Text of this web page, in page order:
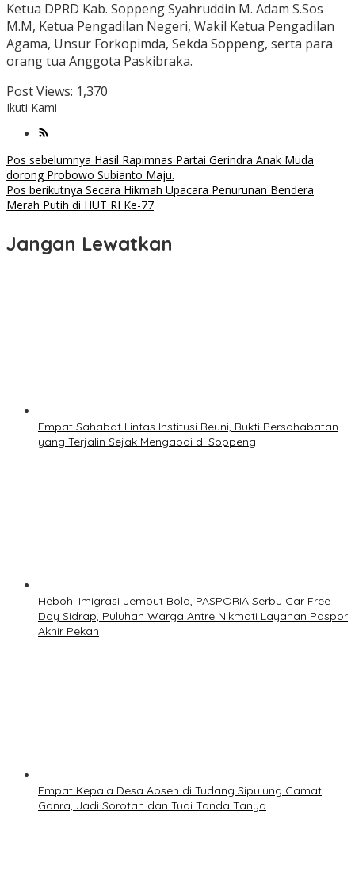
Ketua DPRD Kab. Soppeng Syahruddin M. Adam S.Sos
M.M, Ketua Pengadilan Negeri, Wakil Ketua Pengadilan
Agama, Unsur Forkopimda, Sekda Soppeng, serta para
orang tua Anggota Paskibraka.
Post Views: 1,370
Ikuti Kami
Navigasi
pos
Pos sebelumnya Hasil Rapimnas Partai Gerindra Anak Muda
dorong Probowo Subianto Maju.
Pos berikutnya Secara Hikmah Upacara Penurunan Bendera
Merah Putih di HUT RI Ke-77
Jangan Lewatkan
Empat Sahabat Lintas Institusi Reuni, Bukti Persahabatan
yang Terjalin Sejak Mengabdi di Soppeng
Heboh! Imigrasi Jemput Bola, PASPORIA Serbu Car Free
Day Sidrap, Puluhan Warga Antre Nikmati Layanan Paspor
Akhir Pekan
Empat Kepala Desa Absen di Tudang Sipulung Camat
Ganra, Jadi Sorotan dan Tuai Tanda Tanya